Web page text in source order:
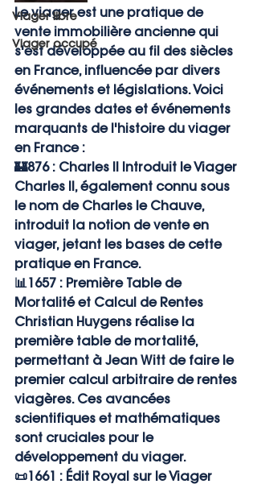
Viager libre
Viager occupé
Le viager est une pratique de
vente immobilière ancienne qui
s'est développée au fil des siècles
en France, influencée par divers
événements et législations. Voici
les grandes dates et événements
marquants de l'histoire du viager
en France :
🏰876 : Charles II Introduit le Viager
Charles II, également connu sous
le nom de Charles le Chauve,
introduit la notion de vente en
viager, jetant les bases de cette
pratique en France.
📊1657 : Première Table de
Mortalité et Calcul de Rentes
Christian Huygens réalise la
première table de mortalité,
permettant à Jean Witt de faire le
premier calcul arbitraire de rentes
viagères. Ces avancées
scientifiques et mathématiques
sont cruciales pour le
développement du viager.
📜1661 : Édit Royal sur le Viager